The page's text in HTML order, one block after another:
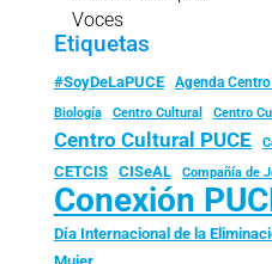
Voces
Etiquetas
#SoyDeLaPUCE Agenda
Biología
Centro Cultural Centro
Centro Cultural PUCE
CETCIS CISeAL Compañía de
Conexión
Día Internacional de la